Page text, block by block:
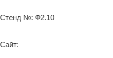
Стенд №: Ф2.10
Сайт: